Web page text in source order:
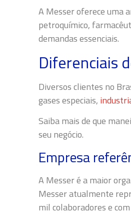
A Messer oferece uma
petroquímico,
demandas essenciais.
Diferenciais
Diversos clientes no
gases especiais,
Saiba mais de que
seu negócio.
Empresa
A Messer é a maior
Messer atualmente
mil colaboradores e